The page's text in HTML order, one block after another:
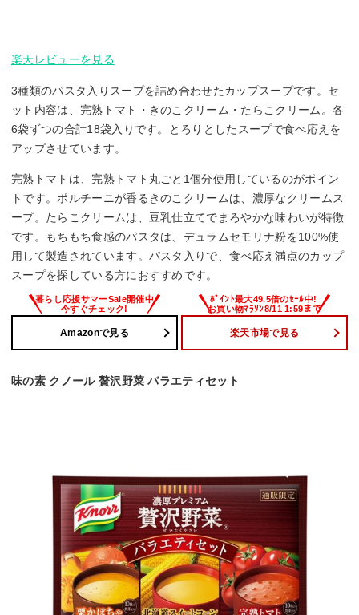
楽天レビューを見る
3種類のパスタ入りスープを詰め合わせたカップスープです。セ
ット内容は、完熟トマト・きのこクリーム・たらこクリーム。各
6袋ずつの合計18袋入りです。とろりとしたスープで食べ応えを
アップさせています。
完熟トマトは、完熟トマト丸ごと1個分使用しているのがポイン
トです。ポルチーニが香るきのこクリームは、濃厚なクリームス
ープ。たらこクリームは、豆乳仕立てでまろやかな味わいが特徴
です。もちもち食感のパスタは、デュラムセモリナ粉を100%使
用して製造されています。パスタ入りで、食べ応え満点のカップ
スープを探している方におすすめです。
Amazonで見る 楽天市場で見る
味の素 クノール 贅沢野菜 バラエティセット